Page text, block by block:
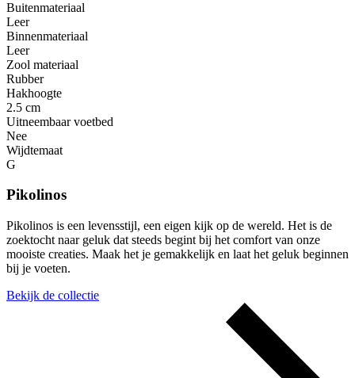
Buitenmateriaal
Leer
Binnenmateriaal
Leer
Zool materiaal
Rubber
Hakhoogte
2.5 cm
Uitneembaar voetbed
Nee
Wijdtemaat
G
Pikolinos
Pikolinos is een levensstijl, een eigen kijk op de wereld. Het is de
zoektocht naar geluk dat steeds begint bij het comfort van onze
mooiste creaties. Maak het je gemakkelijk en laat het geluk beginnen
bij je voeten.
Bekijk de collectie